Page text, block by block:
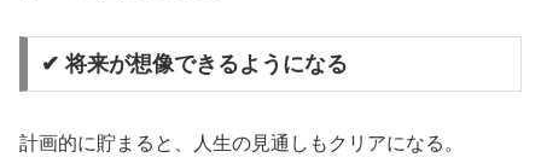
✔ 将来が想像できるようになる
計画的に貯まると、人生の見通しもクリアになる。